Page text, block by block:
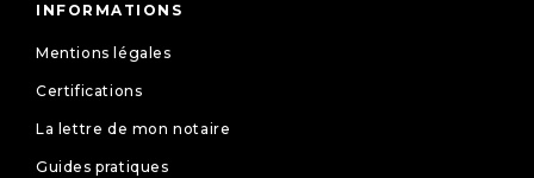
INFORMATIONS
Mentions légales
Certifications
La lettre de mon notaire
Guides pratiques